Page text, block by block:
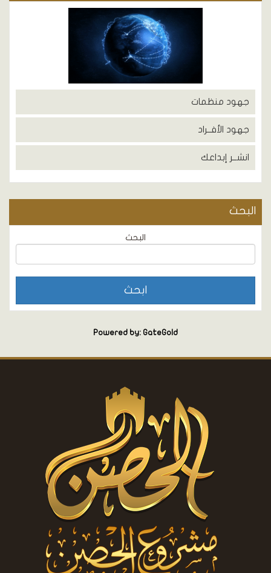
جهود منظمات
جهود الأفــراد
انشــر إبداعك
البحث
البحث
Powered by: GateGold